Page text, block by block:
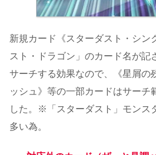
新規カード《スターダスト・シン
スト・ドラゴン」のカード名が記
サーチする効果なので、《星屑の
ッシュ》等の一部カードはサーチ
した。※「スターダスト」モンス
多い為。